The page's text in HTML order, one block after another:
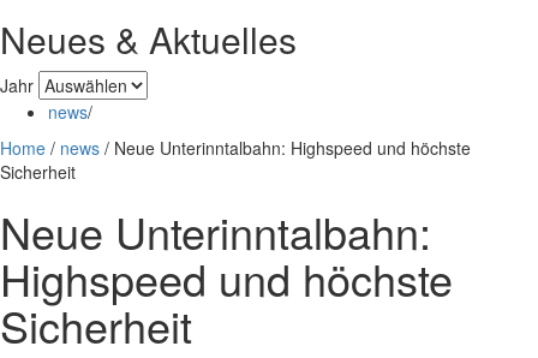
Neues & Aktuelles
Jahr
news/
Home / news / Neue Unterinntalbahn: Highspeed und höchste
Sicherheit
Neue Unterinntalbahn:
Highspeed und höchste
Sicherheit